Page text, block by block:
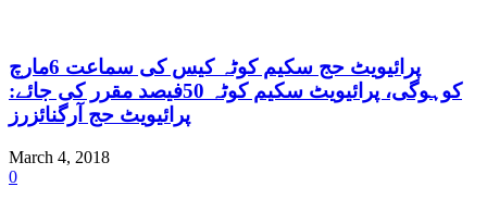
پرائیویٹ حج سکیم کوٹہ کیس کی سماعت 6مارچ
کوہوگی، پرائیویٹ سکیم کوٹہ 50فیصد مقرر کی جائے:
پرائیویٹ حج آرگنائزرز
March 4, 2018
0